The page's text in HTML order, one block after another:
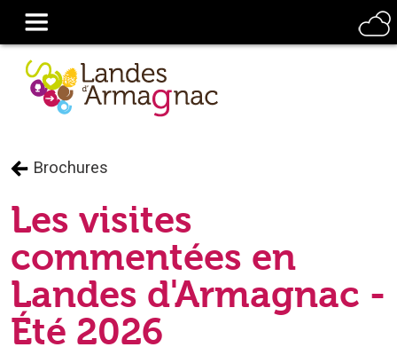
Brochures
Les visites
commentées en
Landes d'Armagnac -
Été 2026